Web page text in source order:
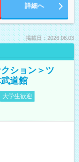
詳細へ
掲載日：2026.08.03
ション＞ツ
道館
大学生歓迎